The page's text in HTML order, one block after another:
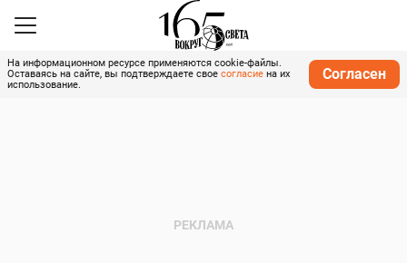
На информационном ресурсе применяются cookie-файлы.
Оставаясь на сайте, вы подтверждаете свое согласие на их
использование.
Согласен